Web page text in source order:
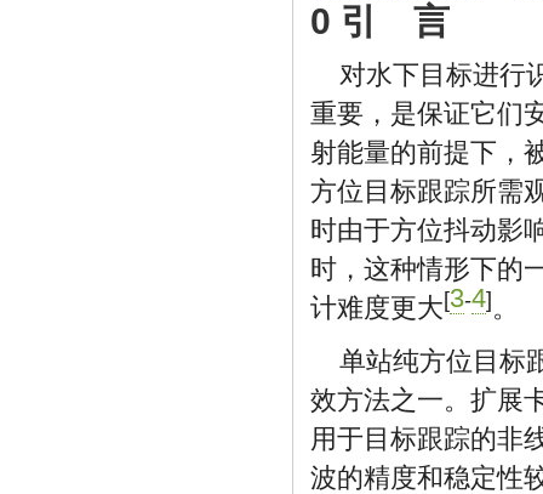
0 引 言
对水下目标进行
重要，是保证它们
射能量的前提下，
方位目标跟踪所需
时由于方位抖动影
时，这种情形下的
计难度更大[3-4]。
单站纯方位目标
效方法之一。扩展
用于目标跟踪的非
波的精度和稳定性